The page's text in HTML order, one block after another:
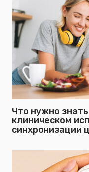
Что нужно
клиническом
синхронизации